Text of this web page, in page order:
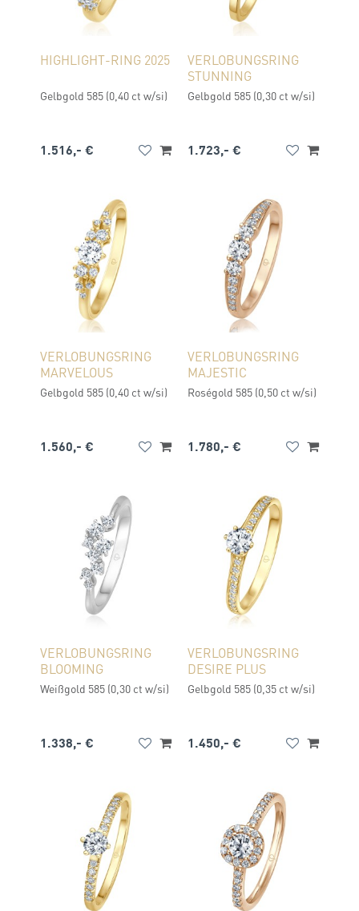
HIGHLIGHT-RING 2025
Gelbgold 585 (0,40 ct w/si)
1.516,- €
VERLOBUNGSRING
STUNNING
Gelbgold 585 (0,30 ct w/si)
1.723,- €
VERLOBUNGSRING
MARVELOUS
Gelbgold 585 (0,40 ct w/si)
1.560,- €
VERLOBUNGSRING
MAJESTIC
Roségold 585 (0,50 ct w/si)
1.780,- €
VERLOBUNGSRING
BLOOMING
Weißgold 585 (0,30 ct w/si)
1.338,- €
VERLOBUNGSRING
DESIRE PLUS
Gelbgold 585 (0,35 ct w/si)
1.450,- €